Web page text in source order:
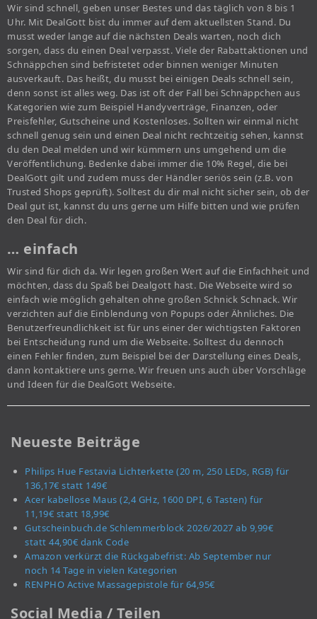
Wir sind schnell, geben unser Bestes und das täglich von 8 bis 1
Uhr. Mit DealGott bist du immer auf dem aktuellsten Stand. Du
musst weder lange auf die nächsten Deals warten, noch dich
sorgen, dass du einen Deal verpasst. Viele der Rabattaktionen und
Schnäppchen sind befristetet oder binnen weniger Minuten
ausverkauft. Das heißt, du musst bei einigen Deals schnell sein,
denn sonst ist alles weg. Das ist oft der Fall bei Schnäppchen aus
Kategorien wie zum Beispiel Handyverträge, Finanzen, oder
Preisfehler, Gutscheine und Kostenloses. Sollten wir einmal nicht
schnell genug sein und einen Deal nicht rechtzeitig sehen, kannst
du den Deal melden und wir kümmern uns umgehend um die
Veröffentlichung. Bedenke dabei immer die 10% Regel, die bei
DealGott gilt und zudem muss der Händler seriös sein (z.B. von
Trusted Shops geprüft). Solltest du dir mal nicht sicher sein, ob der
Deal gut ist, kannst du uns gerne um Hilfe bitten und wie prüfen
den Deal für dich.
… einfach
Wir sind für dich da. Wir legen großen Wert auf die Einfachheit und
möchten, dass du Spaß bei Dealgott hast. Die Webseite wird so
einfach wie möglich gehalten ohne großen Schnick Schnack. Wir
verzichten auf die Einblendung von Popups oder Ähnliches. Die
Benutzerfreundlichkeit ist für uns einer der wichtigsten Faktoren
bei Entscheidung rund um die Webseite. Solltest du dennoch
einen Fehler finden, zum Beispiel bei der Darstellung eines Deals,
dann kontaktiere uns gerne. Wir freuen uns auch über Vorschläge
und Ideen für die DealGott Webseite.
Neueste Beiträge
Philips Hue Festavia Lichterkette (20 m, 250 LEDs, RGB) für
136,17€ statt 149€
Acer kabellose Maus (2,4 GHz, 1600 DPI, 6 Tasten) für
11,19€ statt 18,99€
Gutscheinbuch.de Schlemmerblock 2026/2027 ab 9,99€
statt 44,90€ dank Code
Amazon verkürzt die Rückgabefrist: Ab September nur
noch 14 Tage in vielen Kategorien
RENPHO Active Massagepistole für 64,95€
Social Media / Teilen